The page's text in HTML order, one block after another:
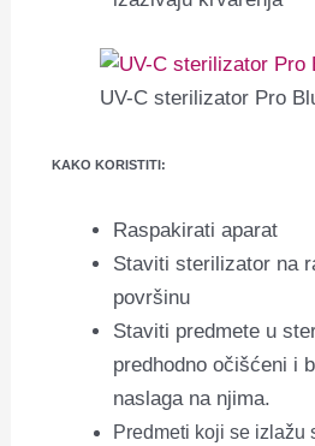
UV-C sterilizator Pro
KAKO KORISTITI:
Raspakirati aparat
Staviti sterilizator na
površinu
Staviti predmete u
predhodno očišćeni i
naslaga na njima.
Predmeti koji se izlažu